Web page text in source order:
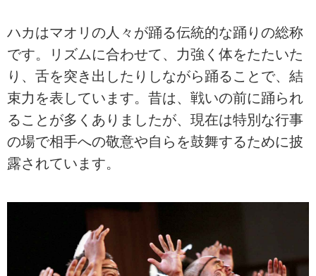
ハカはマオリの人々が踊る伝統的な踊りの総称
です。リズムに合わせて、力強く体をたたいた
り、舌を突き出したりしながら踊ることで、結
束力を表しています。昔は、戦いの前に踊られ
ることが多くありましたが、現在は特別な行事
の場で相手への敬意や自らを鼓舞するために披
露されています。